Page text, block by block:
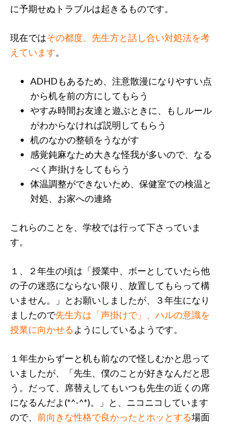
に予期せぬトラブルは起きるものです。
現在ではその都度、先生方と話し合い対処法を考
えています。
ADHDもあるため、注意散漫になりやすい点
から机を前の方にしてもらう
やすみ時間お友達と遊ぶときに、もしルール
がわからなければ説明してもらう
机のなかの整頓をうながす
感覚鈍麻なため大きな怪我が多いので、なる
べく声掛けをしてもらう
体温調整ができないため、保健室での検温と
対処、お家への連絡
これらのことを、学校では行って下さっていま
す。
１、２年生の頃は「授業中、ボーとしていたら他
の子の迷惑にならない限り、放置してもらって構
いません。」とお願いしましたが、３年生になり
ましたので先生方は「声掛けで」、ハルの意識を
授業に向かせるようにしているようです。
１年生からずーと机も前なので怪しむかと思って
いましたが、「先生、僕のことが好きなんだと思
う。だって、席替えしてもいつも先生の近くの席
になるんだよ(*^-^*)。」と、ニコニコしています
ので、 前向きな性格で良かったとホッとする場面